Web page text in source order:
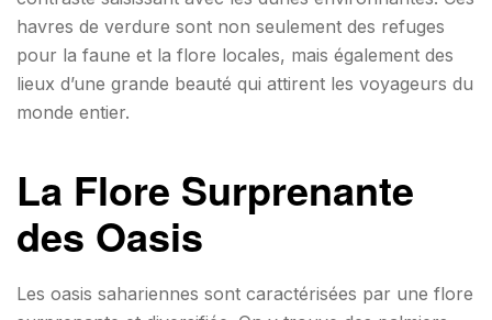
havres de verdure sont non seulement des refuges
pour la faune et la flore locales, mais également des
lieux d’une grande beauté qui attirent les voyageurs du
monde entier.
La Flore Surprenante
des Oasis
Les oasis sahariennes sont caractérisées par une flore